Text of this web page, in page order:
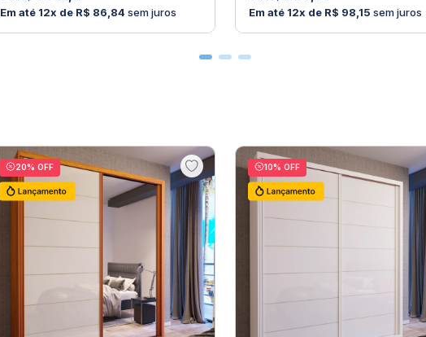
12 R$ 86 84sem juros 12 R$ 98 15 sem juros
20% OFF 10% OFF